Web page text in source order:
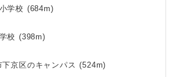
学校 (684m)
校 (398m)
京区のキャンパス (524m)